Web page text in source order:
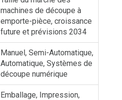
machines de découpe à
emporte-pièce, croissance
future et prévisions 2034
Manuel, Semi-Automatique,
Automatique, Systèmes de
découpe numérique
Emballage, Impression,